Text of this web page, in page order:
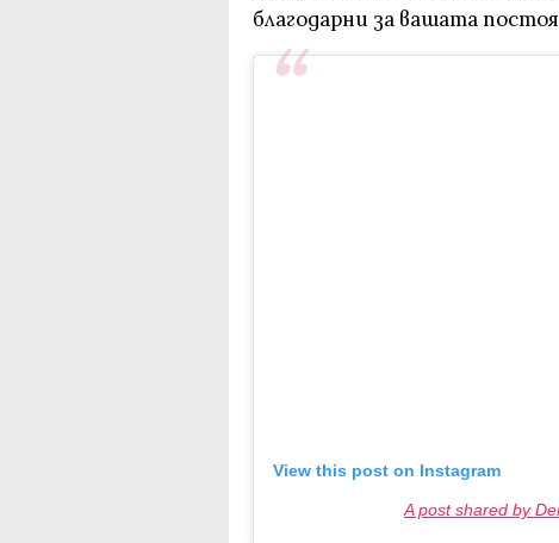
благодарни за вашата
View this post on Instagram
A post shared by